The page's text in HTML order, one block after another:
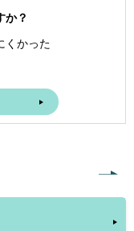
か？
くかった